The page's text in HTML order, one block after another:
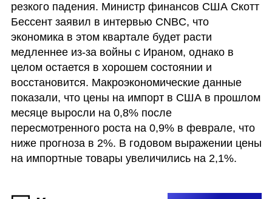
резкого падения. Министр финансов США Скотт
Бессент заявил в интервью CNBC, что
экономика в этом квартале будет расти
медленнее из-за войны с Ираном, однако в
целом остается в хорошем состоянии и
восстановится. Макроэкономические данные
показали, что цены на импорт в США в прошлом
месяце выросли на 0,8% после
пересмотренного роста на 0,9% в феврале, что
ниже прогноза в 2%. В годовом выражении цены
на импортные товары увеличились на 2,1%.